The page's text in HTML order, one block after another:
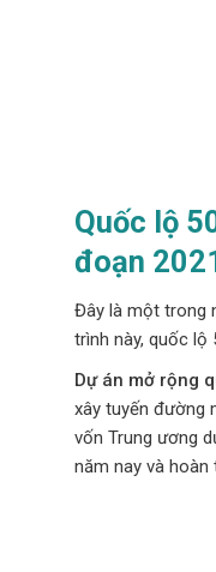
Quốc lộ
đoạn
Đây là một trong
trình này, quốc lộ
Dự án mở rộng
xây tuyến đường
vốn Trung ương
năm nay và hoàn